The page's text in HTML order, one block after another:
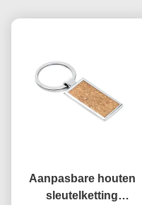
Aanpasbare houten
sleutelketting